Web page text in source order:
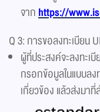
จากhttps://
Q 3: การขอลงทะเบียน
ผู้ที่ประสงค์จะลงทะเ
กรอกข้อมูลในแบบล
เกี่ยวข้อง แล้วส่งมา